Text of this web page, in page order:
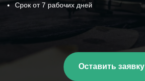
Срок от 7 рабочих дней
Оставить заявку